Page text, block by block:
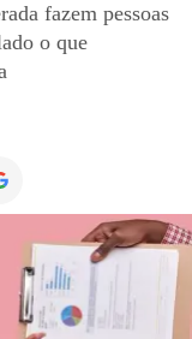
fazem pessoas
o que